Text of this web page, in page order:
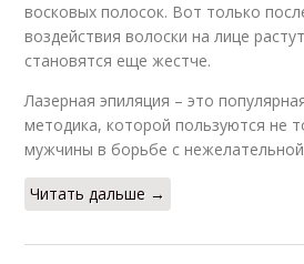
восковых полосок. Вот только
воздействия волоски на лице
становятся еще жестче.
Лазерная эпиляция – это
методика, которой пользуются не
мужчины в борьбе с
Читать дальше →